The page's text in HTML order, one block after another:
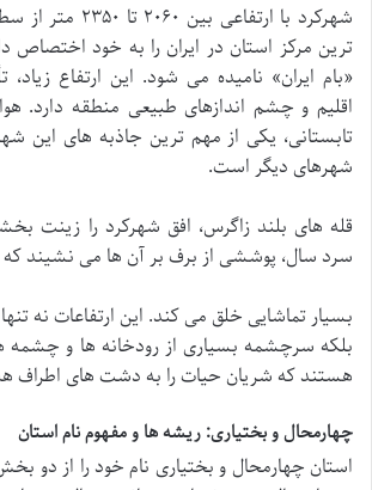
شهرکرد با ارتفاعی
ترین مرکز استان در ایران را به خود اختصاص
«بام ایران» نامیده می شود. این ارتفاع زیاد،
اقلیم و چشم اندازهای طبیعی منطقه دارد.
تابستانی، یکی از مهم ترین جاذبه های این
شهرهای دیگر است.
قله های بلند زاگرس، افق شهرکرد را زینت
سرد سال، پوششی از برف بر آن ها می نشیند که
بسیار تماشایی خلق می کند. این ارتفاعات نه
بلکه سرچشمه بسیاری از رودخانه ها و چشمه
هستند که شریان حیات را به دشت های اطراف
چهارمحال و بختیاری: ریشه ها و مفهوم نام استان
استان چهارمحال و بختیاری نام خود را از دو